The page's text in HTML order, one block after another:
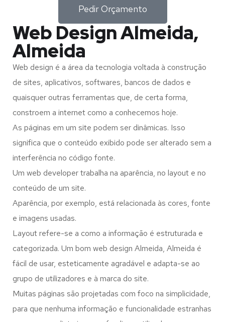
Pedir Orçamento
Web Design Almeida,
Almeida
Web design é a área da tecnologia voltada à construção
de sites, aplicativos, softwares, bancos de dados e
quaisquer outras ferramentas que, de certa forma,
constroem a internet como a conhecemos hoje.
As páginas em um site podem ser dinâmicas. Isso
significa que o conteúdo exibido pode ser alterado sem a
interferência no código fonte.
Um web developer trabalha na aparência, no layout e no
conteúdo de um site.
Aparência, por exemplo, está relacionada às cores, fonte
e imagens usadas.
Layout refere-se a como a informação é estruturada e
categorizada. Um bom web design Almeida, Almeida é
fácil de usar, esteticamente agradável e adapta-se ao
grupo de utilizadores e à marca do site.
Muitas páginas são projetadas com foco na simplicidade,
para que nenhuma informação e funcionalidade estranhas